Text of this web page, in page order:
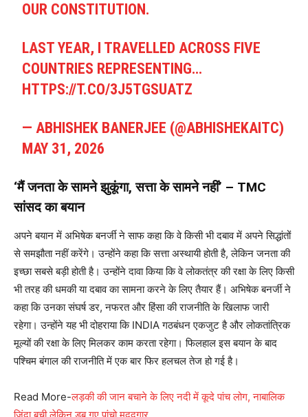
OUR CONSTITUTION.
LAST YEAR, I TRAVELLED ACROSS FIVE
COUNTRIES REPRESENTING…
HTTPS://T.CO/3J5TGSUATZ
— ABHISHEK BANERJEE (@ABHISHEKAITC)
MAY 31, 2026
‘मैं जनता के सामने झुकूंगा, सत्ता के सामने नहीं’ – TMC
सांसद का बयान
अपने बयान में अभिषेक बनर्जी ने साफ कहा कि वे किसी भी दबाव में अपने सिद्धांतों
से समझौता नहीं करेंगे। उन्होंने कहा कि सत्ता अस्थायी होती है, लेकिन जनता की
इच्छा सबसे बड़ी होती है। उन्होंने दावा किया कि वे लोकतंत्र की रक्षा के लिए किसी
भी तरह की धमकी या दबाव का सामना करने के लिए तैयार हैं। अभिषेक बनर्जी ने
कहा कि उनका संघर्ष डर, नफरत और हिंसा की राजनीति के खिलाफ जारी
रहेगा। उन्होंने यह भी दोहराया कि INDIA गठबंधन एकजुट है और लोकतांत्रिक
मूल्यों की रक्षा के लिए मिलकर काम करता रहेगा। फिलहाल इस बयान के बाद
पश्चिम बंगाल की राजनीति में एक बार फिर हलचल तेज हो गई है।
Read More-लड़की की जान बचाने के लिए नदी में कूदे पांच लोग, नाबालिक